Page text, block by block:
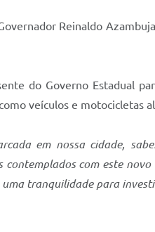
Reinaldo
do Governo Estadual
veículos e motocicletas
em nossa cidade,
com este
tranquilidade para